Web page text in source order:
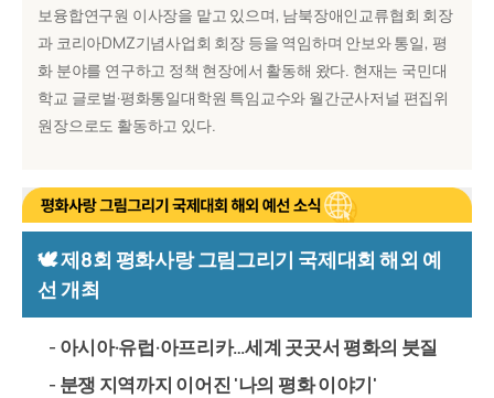
보융합연구원 이사장을 맡고 있으며, 남북장애인교류협회 회장
과 코리아DMZ기념사업회 회장 등을 역임하며 안보와 통일, 평
화 분야를 연구하고 정책 현장에서 활동해 왔다. 현재는 국민대
학교 글로벌·평화통일대학원 특임교수와 월간군사저널 편집위
원장으로도 활동하고 있다.
🕊 제8회 평화사랑 그림그리기 국제대회 해외 예
선 개최
- 아시아·유럽·아프리카…세계 곳곳서 평화의 붓질
- 분쟁 지역까지 이어진 '나의 평화 이야기'